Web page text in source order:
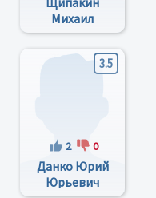
Михаил
Валентинович
3.5
2 0
Данко Юрий
Юрьевич